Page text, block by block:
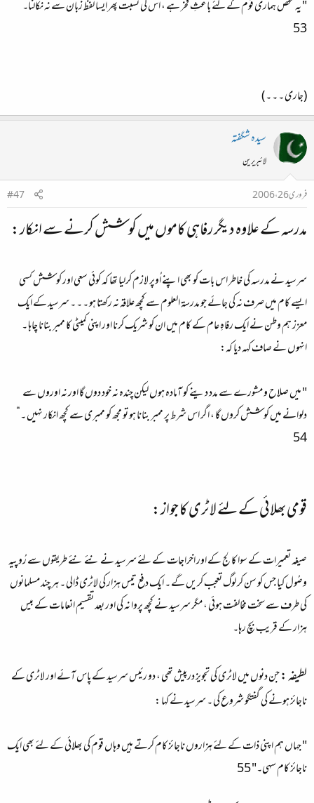
" یہ شخص ہماری قوم کے لئے باعثِ فخر ہے ، اس کی نسبت پھر ایسا لفظ زبان سے نہ نکالنا۔“
53
(جاری ۔ ۔ ۔ )
سیدہ شگفتہ
لائبریرین
فروری 26، 2006
#47
مدرسہ کے علاوہ دیگر رفاہی کاموں میں کوشش کرنے سے انکار:
سرسید نے مدرسہ کی خاطر اس بات کو بھی اپنے اُوپر لازم کرلیا تھا کہ کوئی سعی اور کوشش کسی
ایسے کام میں صرف نہ کی جائے جو مدرسۃ العلوم سے کچھ علاقہ نہ رکھتا ہو ۔ ۔ ۔ سرسید کے ایک
معزز ہم وطن نے ایک رفاہِ عام کے کام میں ان کو شریک کرنا اور اپنی کمیٹی کا ممبر بنانا چاہا ۔
انہوں نے صاف کہہ دیا کہ:
" میں صلاح و مشورے سے مدد دینے کو آمادہ ہوں لیکن چندہ نہ خود دوں گا اور نہ اوروں سے
دلوانے میں کوشش کروں گا ، اگر اس شرط پر ممبر بنانا ہو تو مجھ کو ممبری سے کچھ انکار نہیں ۔“
54
قومی بھلائی کے لئے لاٹری کا جواز:
صیغہ تعمیرات کے سوا کالج کے اور اخراجات کے لئے سرسید نے نئے نئے طریقوں سے رُوپیہ
وصُول کیا جس کو سن کر لوگ تعجب کریں گے ۔ ایک دفع تیس ہزار کی لاٹری ڈالی ۔ ہر چند مسلمانوں
کی طرف سے سخت مخالفت ہوئی ، مگر سرسید نے کچھ پروا نہ کی اور بعد تقسیم انعامات کے بیس
ہزار کے قریب بچ رہا۔
لطیفہ :جن دنوں میں لاٹری کی تجویز درپیش تھی ، دو رئیس سرسید کے پاس آئے اور لاٹری کے
ناجائز ہونے کی گفتگو شروع کی ۔ سرسید نے کہا :
" جہاں ہم اپنی ذات کے لئے ہزاروں ناجائز کام کرتے ہیں وہاں قوم کی بھلائی کے لئے بھی ایک
ناجائز کام سہی۔" 55